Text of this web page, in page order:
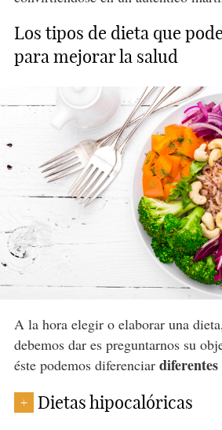
Los tipos de dieta que
para mejorar la salud
A la hora elegir o elaborar una
debemos dar es preguntarnos su
éste podemos diferenciar
+ Dietas hipocalóricas